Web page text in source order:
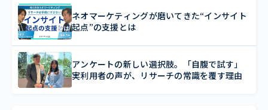
ネオマーケティングが磨いてきた“インサイト
起点”の支援とは
アンケートの新しい選択肢。「自腹で試す」
実利用者の声が、リサーチの常識を覆す理由